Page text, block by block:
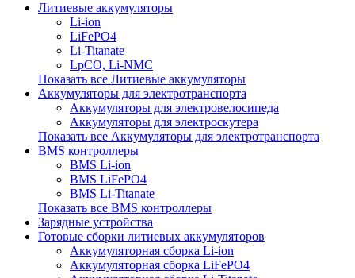
Литиевые аккумуляторы
Li-ion
LiFePO4
Li-Titanate
LpCO, Li-NMC
Показать все Литиевые аккумуляторы
Аккумуляторы для электротранспорта
Аккумуляторы для электровелосипеда
Аккумуляторы для электроскутера
Показать все Аккумуляторы для электротранспорта
BMS контроллеры
BMS Li-ion
BMS LiFePO4
BMS Li-Titanate
Показать все BMS контроллеры
Зарядные устройства
Готовые сборки литиевых аккумуляторов
Аккумуляторная сборка Li-ion
Аккумуляторная сборка LiFePO4